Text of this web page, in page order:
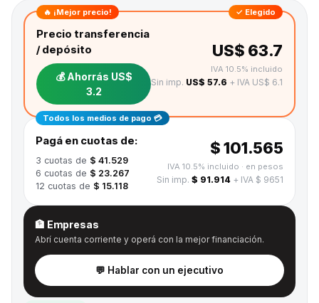
🔥 ¡Mejor precio! ✓ Elegido
Precio transferencia
/ depósito
💰 Ahorrás US$
3.2
US$ 63.7
IVA 10.5% incluido
Sin imp. US$ 57.6 + IVA US$ 6.1
Todos los medios de pago 💳
Pagá en cuotas de:
3 cuotas de $ 41.529
6 cuotas de $ 23.267
12 cuotas de $ 15.118
$ 101.565
IVA 10.5% incluido · en pesos
Sin imp. $ 91.914 + IVA $ 9651
🏦 Empresas
Abrí cuenta corriente y operá con la mejor financiación.
💬 Hablar con un ejecutivo